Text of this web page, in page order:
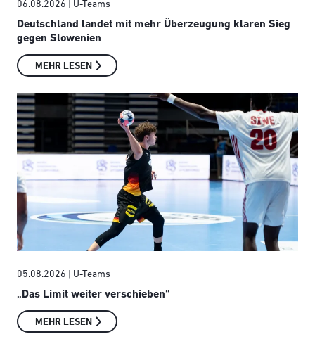
06.08.2026 | U-Teams
Deutschland landet mit mehr Überzeugung klaren Sieg
gegen Slowenien
MEHR LESEN
05.08.2026 | U-Teams
„Das Limit weiter verschieben“
MEHR LESEN